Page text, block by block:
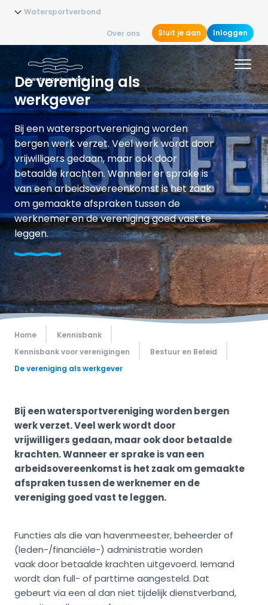
Watersportverbond
Over ons Sluit je aan Inloggen
De vereniging als
werkgever
Bij een watersportvereniging worden
bergen werk verzet. Veel werk wordt door
vrijwilligers gedaan, maar ook door
betaalde krachten. Wanneer er sprake is
van een arbeidsovereenkomst is het zaak
om gemaakte afspraken tussen de
werknemer en de vereniging goed vast te
leggen.
Home
Kennisbank
Kennisbank voor verenigingen
Bestuur en Beleid
De vereniging als werkgever
Bij een watersportvereniging worden bergen
werk verzet. Veel werk wordt door
vrijwilligers gedaan, maar ook door betaalde
krachten. Wanneer er sprake is van een
arbeidsovereenkomst is het zaak om gemaakte
afspraken tussen de werknemer en de
vereniging goed vast te leggen.
Functies als die van havenmeester, beheerder of
(leden-/financiële-) administratie worden
vaak door betaalde krachten uitgevoerd. Iemand
wordt dan full- of parttime aangesteld. Dat
gebeurt via een al dan niet tijdelijk dienstverband,